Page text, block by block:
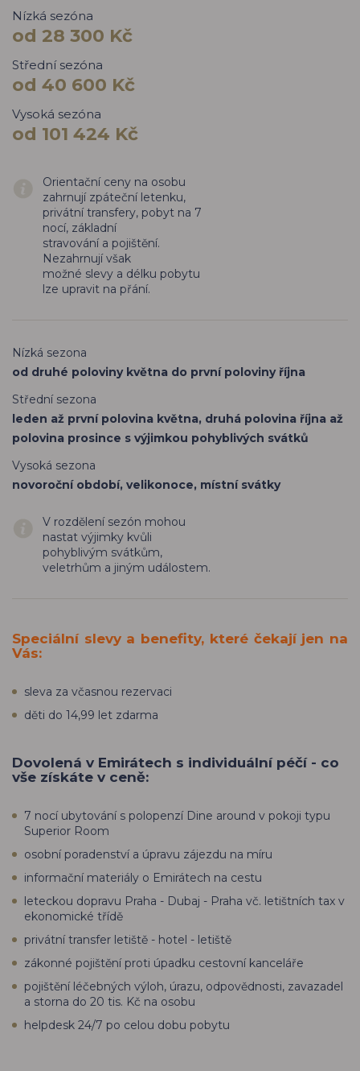
Nízká sezóna
od 28 300 Kč
Střední sezóna
od 40 600 Kč
Vysoká sezóna
od 101 424 Kč
Orientační ceny na osobu
zahrnují zpáteční letenku,
privátní transfery, pobyt na 7
nocí, základní
stravování a pojištění.
Nezahrnují však
možné slevy a délku pobytu
lze upravit na přání.
Nízká sezona
od druhé poloviny května do první poloviny října
Střední sezona
leden až první polovina května, druhá polovina října až
polovina prosince s výjimkou pohyblivých svátků
Vysoká sezona
novoroční období, velikonoce, místní svátky
V rozdělení sezón mohou
nastat výjimky kvůli
pohyblivým svátkům,
veletrhům a jiným událostem.
Speciální slevy a benefity, které čekají jen na
Vás:
sleva za včasnou rezervaci
děti do 14,99 let zdarma
Dovolená v Emirátech s individuální péčí - co
vše získáte v ceně:
7 nocí ubytování s polopenzí Dine around v pokoji typu
Superior Room
osobní poradenství a úpravu zájezdu na míru
informační materiály o Emirátech na cestu
leteckou dopravu Praha - Dubaj - Praha vč. letištních tax v
ekonomické třídě
privátní transfer letiště - hotel - letiště
zákonné pojištění proti úpadku cestovní kanceláře
pojištění léčebných výloh, úrazu, odpovědnosti, zavazadel
a storna do 20 tis. Kč na osobu
helpdesk 24/7 po celou dobu pobytu